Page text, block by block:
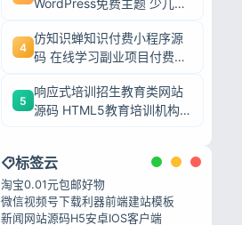
WordPress免费主题 少儿培
4
仿知识蝉知识付费小程序源
码 在线学习副业项目付费系
5
响应式培训招生教育类网站
源码 HTML5教育培训机构
标签云
淘宝0.01元包邮好物
微信视频号下载利器前端建站模板
新闻网站源码H5安卓IOS客户端